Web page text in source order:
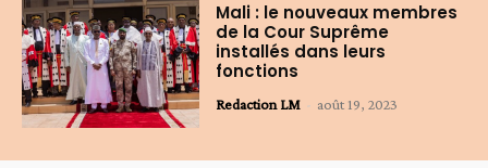
Mali : le nouveaux membres
de la Cour Suprême
installés dans leurs
fonctions
Redaction LM - août 19, 2023